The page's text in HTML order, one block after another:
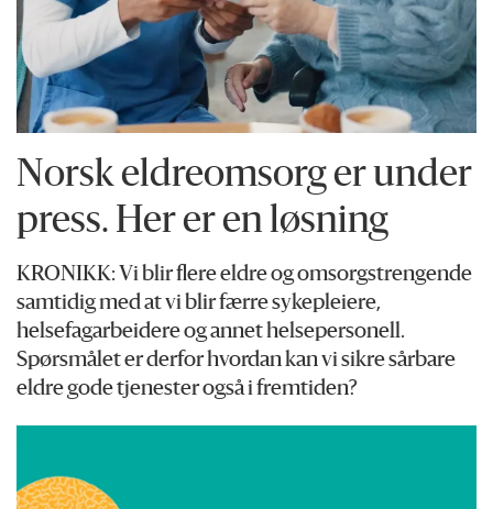
Norsk eldreomsorg er under
press. Her er en løsning
KRONIKK: Vi blir flere eldre og omsorgstrengende
samtidig med at vi blir færre sykepleiere,
helsefagarbeidere og annet helsepersonell.
Spørsmålet er derfor hvordan kan vi sikre sårbare
eldre gode tjenester også i fremtiden?